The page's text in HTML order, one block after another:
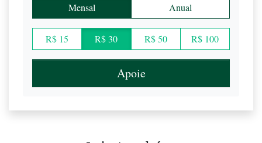
Mensal Anual
R$ 15 R$ 30 R$ 50 R$ 100
Apoie